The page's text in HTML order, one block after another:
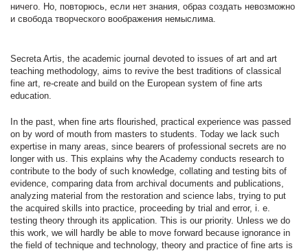
ничего. Но, повторюсь, если нет знания, образ создать невозможно
и свобода творческого воображения немыслима.
Secreta Artis, the academic journal devoted to issues of art and art
teaching methodology, aims to revive the best traditions of classical
fine art, re-create and build on the European system of fine arts
education.
In the past, when fine arts flourished, practical experience was passed
on by word of mouth from masters to students. Today we lack such
expertise in many areas, since bearers of professional secrets are no
longer with us. This explains why the Academy conducts research to
contribute to the body of such knowledge, collating and testing bits of
evidence, comparing data from archival documents and publications,
analyzing material from the restoration and science labs, trying to put
the acquired skills into practice, proceeding by trial and error, i. e.
testing theory through its application. This is our priority. Unless we do
this work, we will hardly be able to move forward because ignorance in
the field of technique and technology, theory and practice of fine arts is